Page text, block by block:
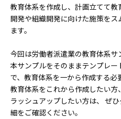
教育体系を作成し、計画立てて
開発や組織開発に向けた施策をス
ます。
今回は労働者派遣業の教育体系サ
本サンプルをそのままテンプレー
で、教育体系を一から作成する必
教育体系をこれから作成したい
ラッシュアップしたい方は、
ぜ
細をご確認ください。